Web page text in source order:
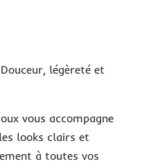
légèreté et
vous accompagne
looks clairs et
à toutes vos